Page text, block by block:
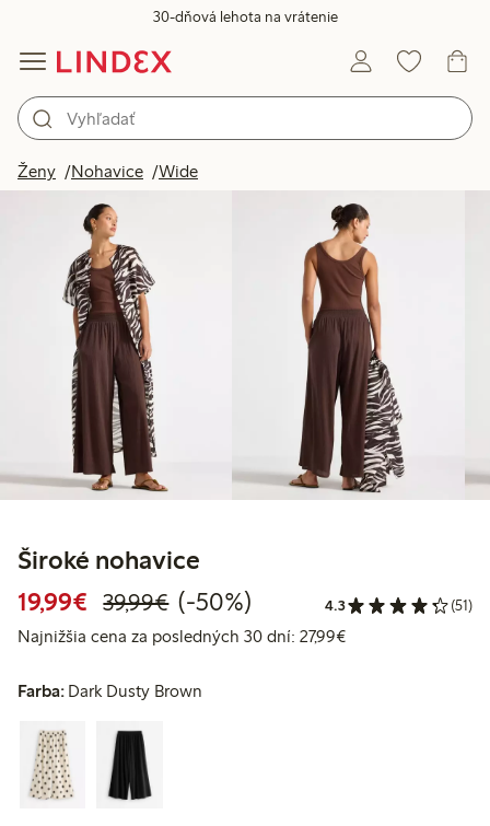
30-dňová lehota na vrátenie
Ženy Nohavice Wide
Široké nohavice
19,99€ Zvýhodnená cena: 19,99 €
39,99€Bežná cena: 39,99 €
50% zľava
(-50%) 4.3 (51)
Najnižšia cena za posledných 30 dní: 27,99€Najnižšia cena za
Farba: Dark Dusty Brown